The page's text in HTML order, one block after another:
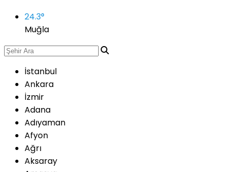
24.3°
Muğla
İstanbul
Ankara
İzmir
Adana
Adıyaman
Afyon
Ağrı
Aksaray